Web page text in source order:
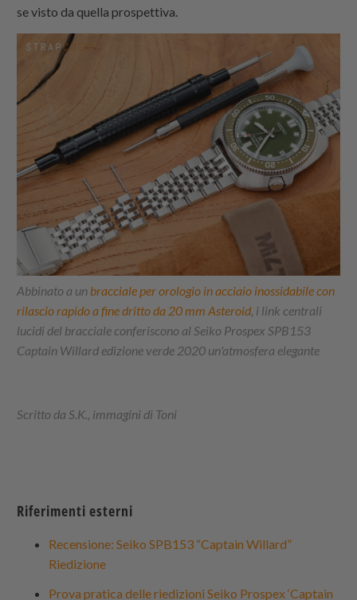
se visto da quella prospettiva.
Abbinato a un bracciale per orologio in acciaio inossidabile con
rilascio rapido a fine dritto da 20 mm Asteroid, i link centrali
lucidi del bracciale conferiscono al Seiko Prospex SPB153
Captain Willard edizione verde 2020 un'atmosfera elegante
Scritto da S.K., immagini di Toni
Riferimenti esterni
Recensione: Seiko SPB153 “Captain Willard”
Riedizione
Prova pratica delle riedizioni Seiko Prospex ‘Captain